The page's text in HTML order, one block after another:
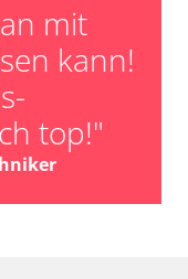
mit
kann!
top!"